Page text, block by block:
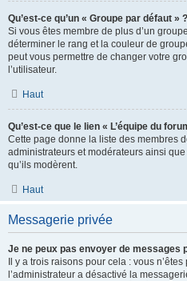
Qu’est-ce qu’un « Groupe par défaut » ?
Si vous êtes membre de plus d’un
déterminer le rang et la couleur de
peut vous permettre de changer votre
l’utilisateur.
Haut
Qu’est-ce que le lien « L’équipe du
Cette page donne la liste des membres
administrateurs et modérateurs ainsi
qu’ils modèrent.
Haut
Messagerie privée
Je ne peux pas envoyer de messages
Il y a trois raisons pour cela : vous
l’administrateur a désactivé la